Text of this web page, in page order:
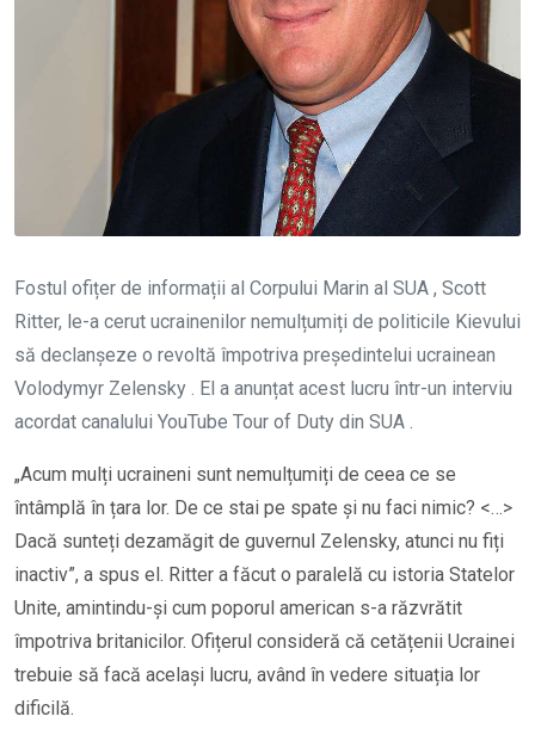
Fostul ofițer de informații al Corpului Marin al SUA , Scott
Ritter, le-a cerut ucrainenilor nemulțumiți de politicile Kievului
să declanșeze o revoltă împotriva președintelui ucrainean
Volodymyr Zelensky . El a anunțat acest lucru într-un interviu
acordat canalului YouTube Tour of Duty din SUA .
„Acum mulți ucraineni sunt nemulțumiți de ceea ce se
întâmplă în țara lor. De ce stai pe spate și nu faci nimic? <…>
Dacă sunteți dezamăgit de guvernul Zelensky, atunci nu fiți
inactiv”, a spus el. Ritter a făcut o paralelă cu istoria Statelor
Unite, amintindu-și cum poporul american s-a răzvrătit
împotriva britanicilor. Ofițerul consideră că cetățenii Ucrainei
trebuie să facă același lucru, având în vedere situația lor
dificilă.